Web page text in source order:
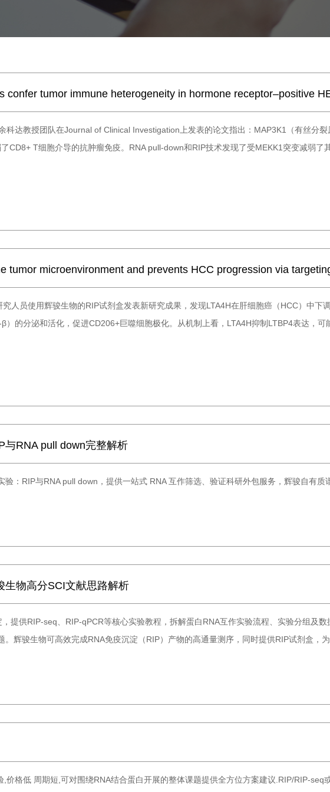
confer tumor immune heterogeneity in hormone receptor–positive
科达教授团队在Journal of Clinical Investigation上发表的论文指出：MAP3K1（有丝分
CD8+ T细胞介导的抗肿瘤免疫。RNA pull-down和RIP技术发现了受MEKK1突变减弱
tumor microenvironment and prevents HCC progression via
人员使用辉骏生物的RIP试剂盒发表新研究成果，发现LTA4H在肝细胞癌（HCC）中下
）的分泌和活化，促进CD206+巨噬细胞极化。从机制上看，LTA4H抑制LTBP4表达，
与RNA pull down完整解析
：RIP与RNA pull down，提供一站式 RNA 互作筛选、验证科研外包服务，辉骏自有质
物高分SCI文献思路解析
提供RIP-seq、RIP-qPCR等核心实验教程，拆解蛋白RNA互作实验流程、实验分组及
辉骏生物可高效完成RNA免疫沉淀（RIP）产物的高通量测序，同时提供RIP试剂盒，
格低 周期短,可对围绕RNA结合蛋白开展的整体课题提供全方位方案建议.RIP/RIP-seq